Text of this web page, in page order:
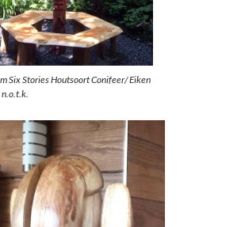
Six Stories Houtsoort Conifeer/ Eiken